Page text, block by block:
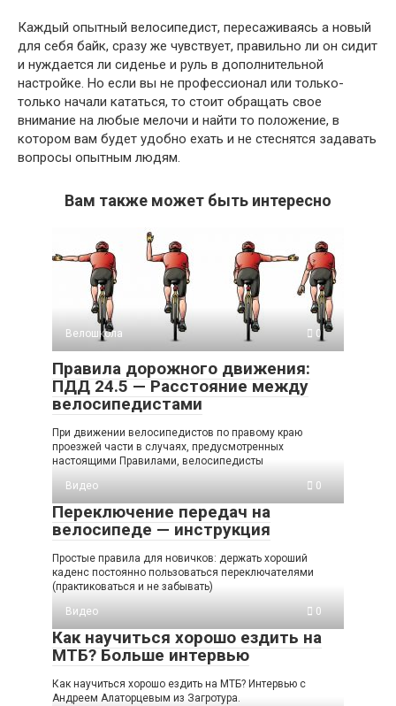
Каждый опытный велосипедист, пересаживаясь а новый
для себя байк, сразу же чувствует, правильно ли он сидит
и нуждается ли сиденье и руль в дополнительной
настройке. Но если вы не профессионал или только-
только начали кататься, то стоит обращать свое
внимание на любые мелочи и найти то положение, в
котором вам будет удобно ехать и не стеснятся задавать
вопросы опытным людям.
Вам также может быть интересно
Велошкола 0
Правила дорожного движения:
ПДД 24.5 — Расстояние между
велосипедистами
При движении велосипедистов по правому краю
проезжей части в случаях, предусмотренных
настоящими Правилами, велосипедисты
Видео
0
Переключение передач на
велосипеде — инструкция
Простые правила для новичков: держать хороший
каденс постоянно пользоваться переключателями
(практиковаться и не забывать)
Видео
0
Как научиться хорошо ездить на
МТБ? Больше интервью
Как научиться хорошо ездить на МТБ? Интервью с
Андреем Алаторцевым из Загротура.